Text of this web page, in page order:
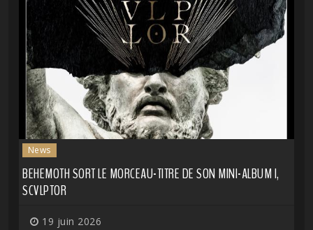
News
BEHEMOTH SORT LE MORCEAU-TITRE DE SON MINI-ALBUM I,
SCVLPTOR
19 juin 2026